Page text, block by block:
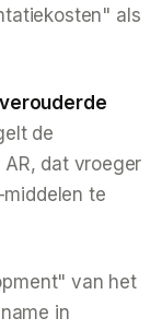
als
de
dat vroeger
te
van het
in